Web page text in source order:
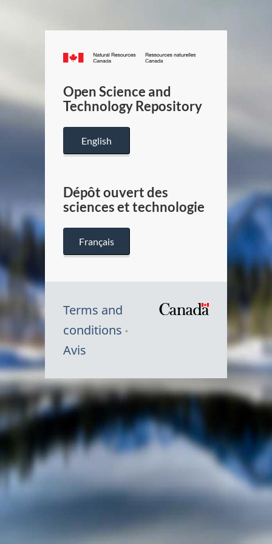
Canada.ca
/
Canada
Open Science and
Technology Repository
English
Dépôt ouvert des
sciences et technologie
Français
Terms and
conditions
Avis
Symbole
du
Canada